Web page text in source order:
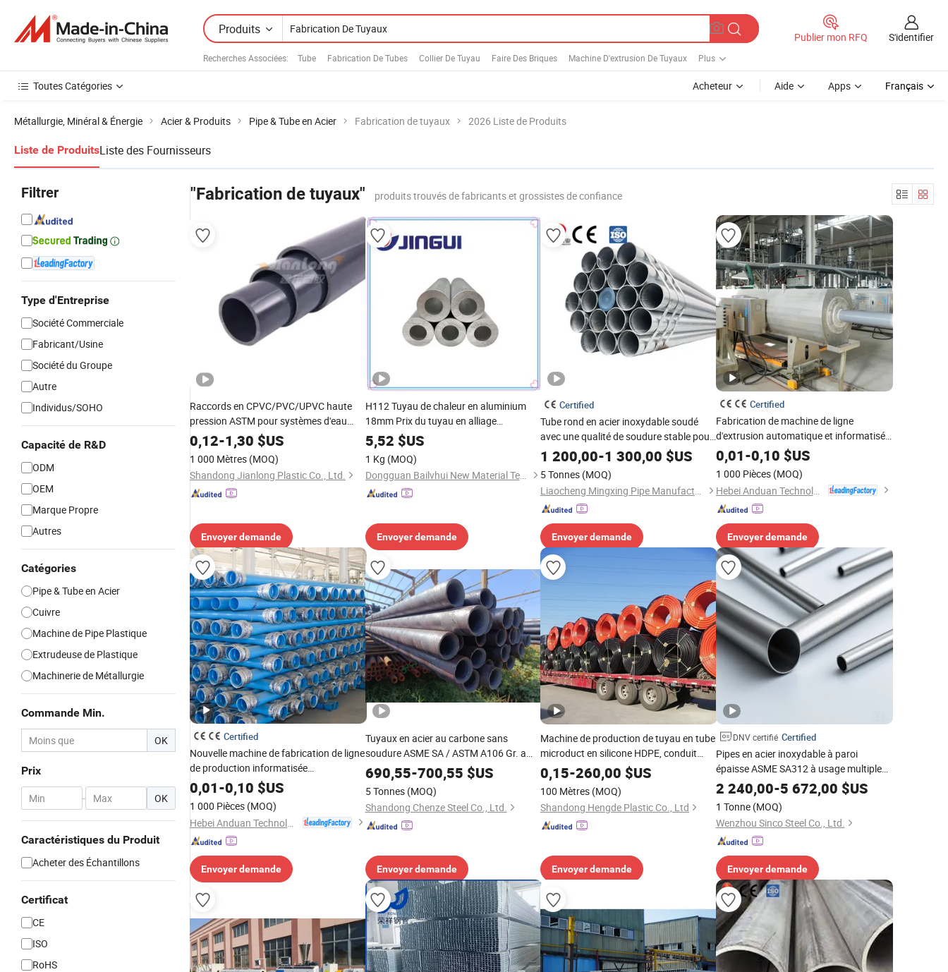
Produits
Recherches Associées: Tube Fabrication De Tubes Collier De Tuyau Faire Des Briques Machine D'extrusion De Tuyaux Plus
Publier mon RFQ S'identifier
Toutes Catégories Acheteur Aide Apps Français
Métallurgie, Minéral & Énergie Acier & Produits Pipe & Tube en Acier Fabrication de tuyaux 2026 Liste de Produits
Liste de ProduitsListe des Fournisseurs
Filtrer
Type d'Entreprise
Société Commerciale
Fabricant/Usine
Société du Groupe
Autre
Individus/SOHO
Capacité de R&D
ODM
OEM
Marque Propre
Autres
Catégories
Pipe & Tube en Acier
Cuivre
Machine de Pipe Plastique
Extrudeuse de Plastique
Machinerie de Métallurgie
Commande Min.
OK
Prix
- OK
Caractéristiques du Produit
Acheter des Échantillons
Certificat
CE
ISO
RoHS
"Fabrication de tuyaux" produits trouvés de fabricants et grossistes de confiance
Raccords en CPVC/PVC/UPVC haute
pression ASTM pour systèmes d'eau
industriels Produits de plomberie
premium Machine de fabrication de
tuyaux en PVC
0,12-1,30 $US
1 000 Mètres (MOQ)
Shandong Jianlong Plastic Co., Ltd.
Envoyer demande
H112 Tuyau de chaleur en aluminium
18mm Prix du tuyau en alliage
d'aluminium extrudé rond pour la
fabrication de meubles
5,52 $US
1 Kg (MOQ)
Dongguan Bailvhui New Material Technology Co., Ltd.
Envoyer demande
Certified
Tube rond en acier inoxydable soudé
avec une qualité de soudure stable pour
la fabrication de meubles et les
applications de décoration de bâtiments
1 200,00-1 300,00 $US
5 Tonnes (MOQ)
Liaocheng Mingxing Pipe Manufacturing Co., Ltd.
Envoyer demande
Certified
Fabrication de machine de ligne
d'extrusion automatique et informatisée
pour la fabrication de tuyaux en eau
0,01-0,10 $US
1 000 Pièces (MOQ)
Hebei Anduan Technology Industry Co., Ltd.
Envoyer demande
Certified
Nouvelle machine de fabrication de ligne
de production informatisée
personnalisée pour les raccords en PVC
0,01-0,10 $US
1 000 Pièces (MOQ)
Envoyer demande
Tuyaux en acier au carbone sans
soudure ASME SA / ASTM A106 Gr. a
pour services à haute température pour
la fabrication de tuyaux galvanisés
690,55-700,55 $US
5 Tonnes (MOQ)
Shandong Chenze Steel Co., Ltd.
Envoyer demande
Machine de production de tuyau en tube
microduct en silicone HDPE, conduit
microduct, ensemble de tuyaux,
extrusion
0,15-260,00 $US
100 Mètres (MOQ)
Shandong Hengde Plastic Co., Ltd
Envoyer demande
DNV certifié Certified
Pipes en acier inoxydable à paroi
épaisse ASME SA312 à usage multiple
57X3 pour la fabrication de silencieux
2 240,00-5 672,00 $US
1 Tonne (MOQ)
Wenzhou Sinco Steel Co., Ltd.
Envoyer demande